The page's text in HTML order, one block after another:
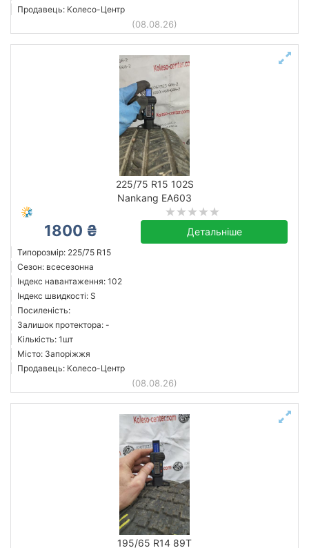
Продавець: Колесо-Центр
(08.08.26)
225/75 R15 102S
Nankang EA603
1800 ₴ Детальніше
Типорозмір: 225/75 R15
Сезон: всесезонна
Індекс навантаження: 102
Індекс швидкості: S
Посиленість:
Залишок протектора: -
Кількість: 1шт
Місто: Запоріжжя
Продавець: Колесо-Центр
(08.08.26)
195/65 R14 89T